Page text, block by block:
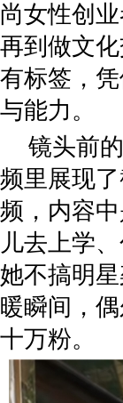
尚女性创
再到做文
有标签，
与能力。
镜头前
频里展现
频，内容
儿去上学
她不搞明
暖瞬间，
十万粉。